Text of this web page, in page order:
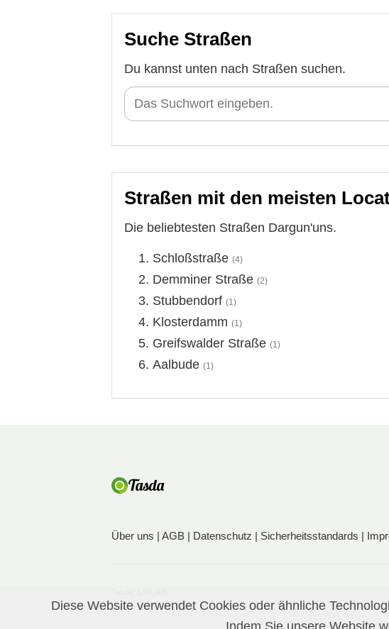
Suche Straßen
Du kannst unten nach Straßen suchen.
Straßen mit den meisten
Die beliebtesten Straßen Dargun'uns.
Schloßstraße (4)
Demminer Straße (2)
Stubbendorf (1)
Klosterdamm (1)
Greifswalder Straße (1)
Aalbude (1)
Über uns AGB Datenschutz Sicherheitsstandards
Diese Website verwendet Cookies oder ähnliche
Indem Sie unsere Website